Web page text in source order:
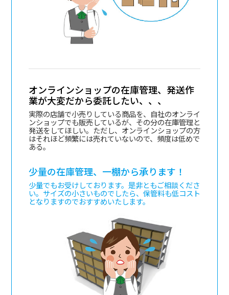
オンラインショップの在庫管理、発送作
業が大変だから委託したい、、、
実際の店舗で小売りしている商品を、自社のオンライ
ンショップでも販売しているが、その分の在庫管理と
発送をしてほしい。ただし、オンラインショップの方
はそれほど頻繁には売れていないので、頻度は低めで
ある。
少量の在庫管理、一棚から承ります！
少量でもお受けしております。是非ともご相談くださ
い。サイズの小さいものでしたら、保管料も低コスト
となりますのでおすすめいたします。